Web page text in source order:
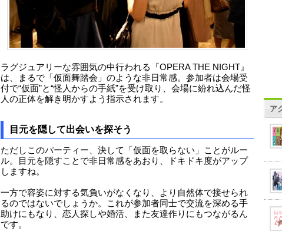
ラグジュアリーな雰囲気の中行われる『OPERA THE NIGHT』
は、まるで「仮面舞踏会」のような非日常感。参加者は会場受
付で“仮面”と“怪人からの手紙”を受け取り、会場に紛れ込んだ怪
人の正体を解き明かすよう指示されます。
目元を隠して出会いを探そう
ただしこのパーティー、決して「仮面を取らない」ことがルー
ル。目元を隠すことで非日常感をあおり、ドキドキ度がアップ
しますね。
一方で容姿に対する気負いがなくなり、より自然体で接せられ
るのではないでしょうか。これが参加者同士で交流を深める手
助けにもなり、恋人探しや婚活、また友達作りにもつながるん
です。
ア